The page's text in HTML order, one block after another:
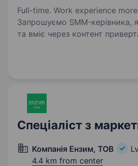
Full-time. Work experience
Запрошуємо SMM-керівника,
та вміє через контент
та впливати на кількість
Спеціаліст з
Компанія Ензим, ТОВ
4.4 km from center